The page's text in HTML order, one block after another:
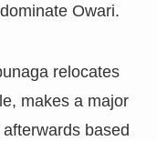
Owari.
relocates
makes a major
based